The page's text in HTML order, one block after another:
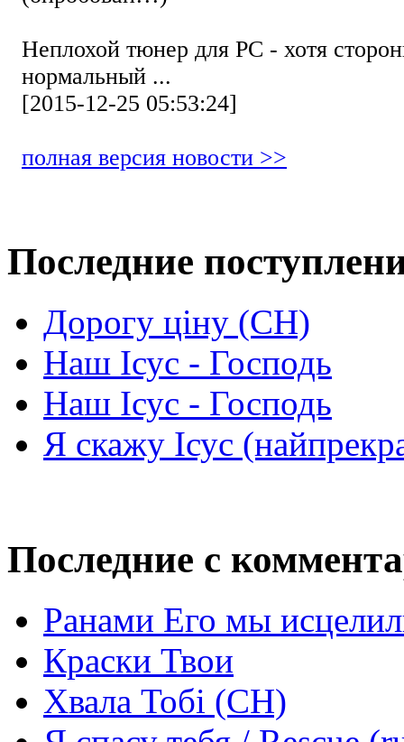
Неплохой тюнер для РС - хотя
нормальный ...
[2015-12-25 05:53:24]
полная версия новости >>
Последние
Дорогу ціну (СН)
Наш Ісус - Господь
Наш Ісус - Господь
Я скажу Ісус
Последние с
Ранами Его мы
Краски Твои
Хвала Тобі (СН)